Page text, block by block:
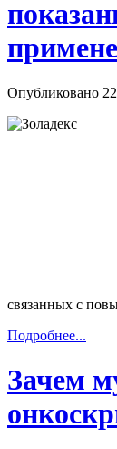
Опубликовано
связанных с
Подробнее...
Зачем